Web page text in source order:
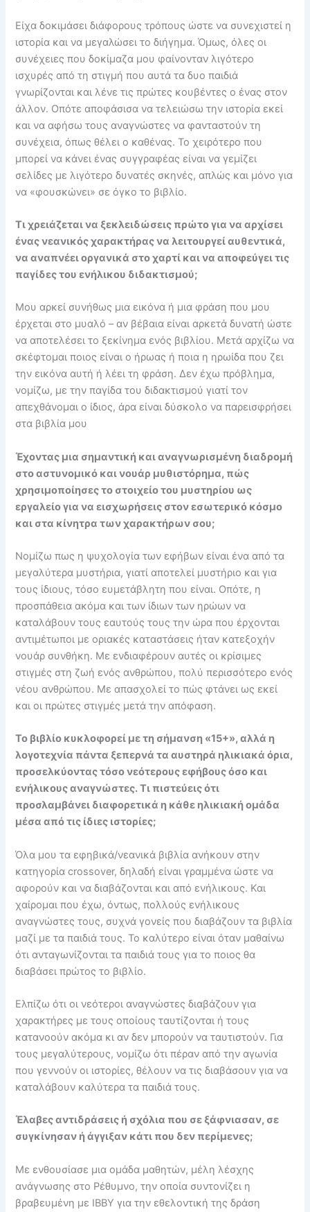
Είχα δοκιμάσει διάφορους τρόπους ώστε να συνεχιστεί η
ιστορία και να μεγαλώσει το διήγημα. Όμως, όλες οι
συνέχειες που δοκίμαζα μου φαίνονταν λιγότερο
ισχυρές από τη στιγμή που αυτά τα δυο παιδιά
γνωρίζονται και λένε τις πρώτες κουβέντες ο ένας στον
άλλον. Οπότε αποφάσισα να τελειώσω την ιστορία εκεί
και να αφήσω τους αναγνώστες να φανταστούν τη
συνέχεια, όπως θέλει ο καθένας. Το χειρότερο που
μπορεί να κάνει ένας συγγραφέας είναι να γεμίζει
σελίδες με λιγότερο δυνατές σκηνές, απλώς και μόνο για
να «φουσκώνει» σε όγκο το βιβλίο.
Τι χρειάζεται να ξεκλειδώσεις πρώτο για να αρχίσει
ένας νεανικός χαρακτήρας να λειτουργεί αυθεντικά,
να αναπνέει οργανικά στο χαρτί και να αποφεύγει τις
παγίδες του ενήλικου διδακτισμού;
Μου αρκεί συνήθως μια εικόνα ή μια φράση που μου
έρχεται στο μυαλό – αν βέβαια είναι αρκετά δυνατή ώστε
να αποτελέσει το ξεκίνημα ενός βιβλίου. Μετά αρχίζω να
σκέφτομαι ποιος είναι ο ήρωας ή ποια η ηρωίδα που ζει
την εικόνα αυτή ή λέει τη φράση. Δεν έχω πρόβλημα,
νομίζω, με την παγίδα του διδακτισμού γιατί τον
απεχθάνομαι ο ίδιος, άρα είναι δύσκολο να παρεισφρήσει
στα βιβλία μου
Έχοντας μια σημαντική και αναγνωρισμένη διαδρομή
στο αστυνομικό και νουάρ μυθιστόρημα, πώς
χρησιμοποίησες το στοιχείο του μυστηρίου ως
εργαλείο για να εισχωρήσεις στον εσωτερικό κόσμο
και στα κίνητρα των χαρακτήρων σου;
Νομίζω πως η ψυχολογία των εφήβων είναι ένα από τα
μεγαλύτερα μυστήρια, γιατί αποτελεί μυστήριο και για
τους ίδιους, τόσο ευμετάβλητη που είναι. Οπότε, η
προσπάθεια ακόμα και των ίδιων των ηρώων να
καταλάβουν τους εαυτούς τους την ώρα που έρχονται
αντιμέτωποι με οριακές καταστάσεις ήταν κατεξοχήν
νουάρ συνθήκη. Με ενδιαφέρουν αυτές οι κρίσιμες
στιγμές στη ζωή ενός ανθρώπου, πολύ περισσότερο ενός
νέου ανθρώπου. Με απασχολεί το πώς φτάνει ως εκεί
και οι πρώτες στιγμές μετά την απόφαση.
Το βιβλίο κυκλοφορεί με τη σήμανση «15+», αλλά η
λογοτεχνία πάντα ξεπερνά τα αυστηρά ηλικιακά όρια,
προσελκύοντας τόσο νεότερους εφήβους όσο και
ενήλικους αναγνώστες. Τι πιστεύεις ότι
προσλαμβάνει διαφορετικά η κάθε ηλικιακή ομάδα
μέσα από τις ίδιες ιστορίες;
Όλα μου τα εφηβικά/νεανικά βιβλία ανήκουν στην
κατηγορία crossover, δηλαδή είναι γραμμένα ώστε να
αφορούν και να διαβάζονται και από ενήλικους. Και
χαίρομαι που έχω, όντως, πολλούς ενήλικους
αναγνώστες τους, συχνά γονείς που διαβάζουν τα βιβλία
μαζί με τα παιδιά τους. Το καλύτερο είναι όταν μαθαίνω
ότι ανταγωνίζονται τα παιδιά τους για το ποιος θα
διαβάσει πρώτος το βιβλίο.
Ελπίζω ότι οι νεότεροι αναγνώστες διαβάζουν για
χαρακτήρες με τους οποίους ταυτίζονται ή τους
κατανοούν ακόμα κι αν δεν μπορούν να ταυτιστούν. Για
τους μεγαλύτερους, νομίζω ότι πέραν από την αγωνία
που γεννούν οι ιστορίες, θέλουν να τις διαβάσουν για να
καταλάβουν καλύτερα τα παιδιά τους.
Έλαβες αντιδράσεις ή σχόλια που σε ξάφνιασαν, σε
συγκίνησαν ή άγγιξαν κάτι που δεν περίμενες;
Με ενθουσίασε μια ομάδα μαθητών, μέλη λέσχης
ανάγνωσης στο Ρέθυμνο, την οποία συντονίζει η
βραβευμένη με IBBY για την εθελοντική της δράση